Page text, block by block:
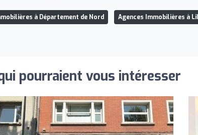
à Département de Nord Agences Immobilières à
pourraient vous intéresser